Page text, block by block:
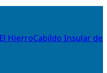
Cabildo Insular de